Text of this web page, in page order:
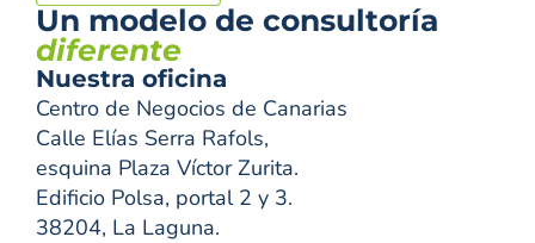
Un modelo de consultoría
diferente
Nuestra oficina
Centro de Negocios de Canarias
Calle Elías Serra Rafols,
esquina Plaza Víctor Zurita.
Edificio Polsa, portal 2 y 3.
38204, La Laguna.